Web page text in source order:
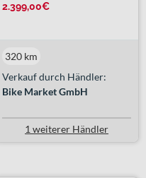
2.399,00€
Verkauf durch Händler:
Bike Market GmbH
320 km
1 weiterer Händler